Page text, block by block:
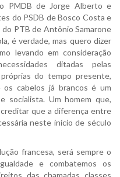
PMDB de Jorge Alberto e
do PSDB de Bosco Costa e
PTB de Antônio Samarone
é verdade, mas quero dizer
levando em consideração
ditadas pelas
do tempo presente,
cabelos já brancos é um
socialista. Um homem que,
que a diferença entre
neste início de século
francesa, será sempre o
e combatemos os